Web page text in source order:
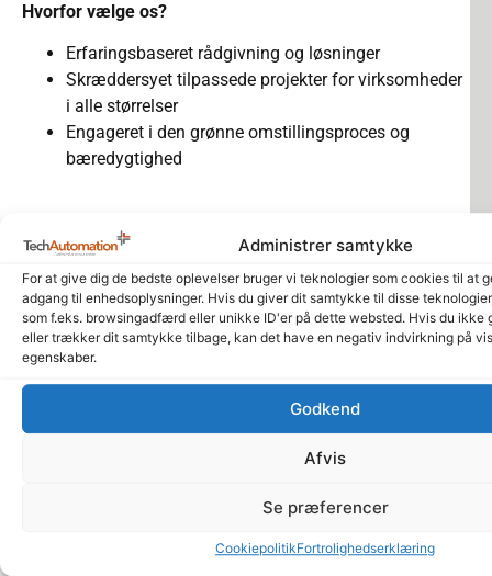
Administrer samtykke
For at give dig de bedste oplevelser bruger vi teknologier som cookies til at
adgang til enhedsoplysninger. Hvis du giver dit samtykke til disse
som f.eks. browsingadfærd eller unikke ID'er på dette websted. Hvis du ikke
eller trækker dit samtykke tilbage, kan det have en negativ indvirkning på
egenskaber.
Godkend
Afvis
Se præferencer
CookiepolitikFortrolighedserklæring
Hvorfor vælge os?
Erfaringsbaseret rådgivning og løsninger
Skræddersyet tilpassede projekter for virksomheder
i alle størrelser
Engageret i den grønne omstillingsproces og
bæredygtighed
Vi står klar til at hjælpe din virksomhed med at realisere
sine miljømål og styrke sin konkurrenceevne. Kontakt
os i dag for en uforpligtende dialog om, hvordan vi kan
bidrage til din grønne omstilling.
Vi kan teste og opstille jeres
anlæg hos os, eller hos jer ​
installation af dine tavler og anlæg. Uanset projektets
størrelse eller kompleksitet tilpasser vi vores service,